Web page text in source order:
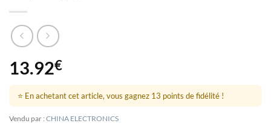
13.92€
⭐ En achetant cet article, vous gagnez 13 points de fidélité !
Vendu par : CHINA ELECTRONICS